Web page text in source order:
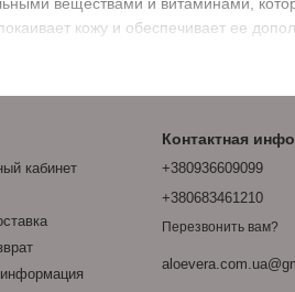
кожу и обеспечивает ее
кабинет
информация
Контактная
+380936609099
+380683461210
Перезвонить вам?